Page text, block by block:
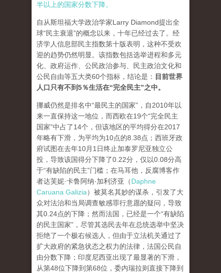
半以上的国家分数下降。
自从斯坦福大学政治学家Larry Diamond提出全
球“民主衰退”的概念以来，十年已经过去了。经
济学人信息部民主指数第十版表明，这种不受欢
迎的趋势仍然明显。该指数包括选举进程和多元
化、政府运作、公民政治参与、民主政治文化和
公民自由等五大类60个指标，结论是： 目前世界
人口只有不到5％生活在“完全民主”之中。
挪威仍然是排名中“最民主的国家”，自2010年以
来一直保持这一地位，而西欧在19个“完全民主
国家”中占了14个，但该地区的平均得分在2017
年略有下滑，为平均为10点的8.38点；西班牙政
府试图在去年10月1日终止加泰罗尼亚独立公
投，导致该国得分下降了0.22分，仅以0.08分高
于“有缺陷的民主”门槛；在马耳他，反腐博客作
者达芙妮·卡鲁阿纳·加利济亚（Daphne
Caruana Galizia）被莫名其妙的谋杀，引发了大
众对法治和当局调查敏感罪行意愿的疑问，导致
其0.24点的下降；然而法国，已经是一个“有缺陷
的民主国家”，尽管其选民去年在总统选举中坚决
拒绝了一个极右候选人，但由于立法机关通过了
扩大政府的紧急状态之权力的法律，法国公民自
由分数下降；印度尼西亚出现了最显著的下滑，
从第48位下降到第68位，委内瑞拉则直接下降到